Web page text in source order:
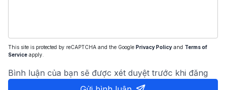
This site is protected by reCAPTCHA and the Google Privacy Policy and Terms of
Service apply.
Bình luận của bạn sẽ được xét duyệt trước khi đăng